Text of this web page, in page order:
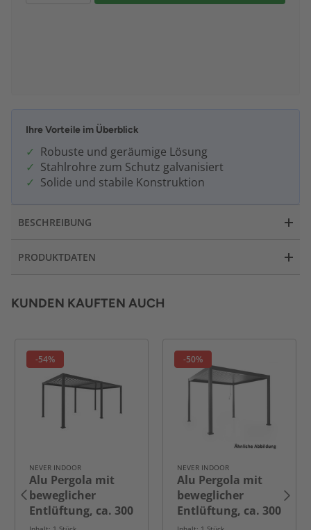
Ihre Vorteile im Überblick
Robuste und geräumige Lösung
Stahlrohre zum Schutz galvanisiert
Solide und stabile Konstruktion
BESCHREIBUNG
PRODUKTDATEN
KUNDEN KAUFTEN AUCH
-54%
NEVER INDOOR
Alu Pergola mit
beweglicher
Entlüftung, ca. 300
x 588 x 230 cm -
-50%
NEVER INDOOR
Alu Pergola mit
beweglicher
Entlüftung, ca. 300
x 360 x 230 cm -